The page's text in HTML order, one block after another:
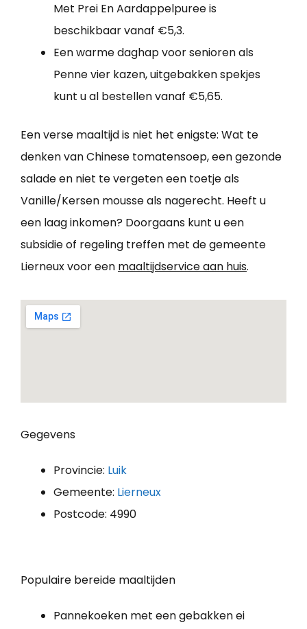
Met Prei En Aardappelpuree is
beschikbaar vanaf €5,3.
Een warme daghap voor senioren als
Penne vier kazen, uitgebakken spekjes
kunt u al bestellen vanaf €5,65.
Een verse maaltijd is niet het enigste: Wat te
denken van Chinese tomatensoep, een gezonde
salade en niet te vergeten een toetje als
Vanille/Kersen mousse als nagerecht. Heeft u
een laag inkomen? Doorgaans kunt u een
subsidie of regeling treffen met de gemeente
Lierneux voor een maaltijdservice aan huis.
Gegevens
Provincie: Luik
Gemeente: Lierneux
Postcode: 4990
Populaire bereide maaltijden
Pannekoeken met een gebakken ei